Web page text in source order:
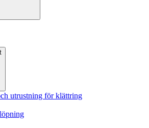
utrustning för klättring